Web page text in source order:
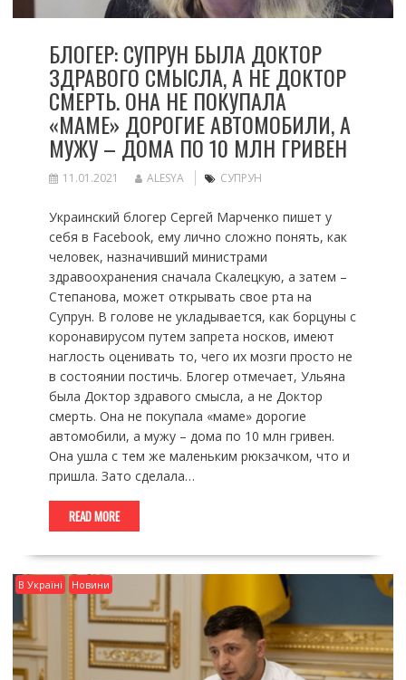
БЛОГЕР: СУПРУН БЫЛА ДОКТОР
ЗДРАВОГО СМЫСЛА, А НЕ ДОКТОР
СМЕРТЬ. ОНА НЕ ПОКУПАЛА
«МАМЕ» ДОРОГИЕ АВТОМОБИЛИ, А
МУЖУ – ДОМА ПО 10 МЛН ГРИВЕН
11.01.2021 ALESYA СУПРУН
Украинский блогер Сергей Марченко пишет у
себя в Facebook, ему лично сложно понять, как
человек, назначивший министрами
здравоохранения сначала Скалецкую, а затем –
Степанова, может открывать свое рта на
Супрун. В голове не укладывается, как борцуны с
коронавирусом путем запрета носков, имеют
наглость оценивать то, чего их мозги просто не
в состоянии постичь. Блогер отмечает, Ульяна
была Доктор здравого смысла, а не Доктор
смерть. Она не покупала «маме» дорогие
автомобили, а мужу – дома по 10 млн гривен.
Она ушла с тем же маленьким рюкзачком, что и
пришла. Зато сделала…
READ MORE
В Україні Новини